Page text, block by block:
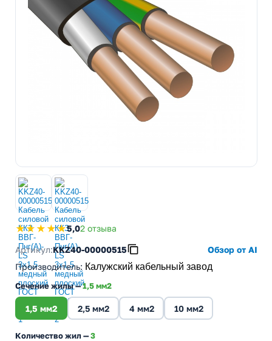
★★★★★5,02 отзыва
Артикул:KKZ40-00000515
Обзор от AI
Производитель: Калужский кабельный завод
Сечение жилы —1,5 мм2
1,5 мм2 2,5 мм2 4 мм2 10 мм2
Количество жил —3